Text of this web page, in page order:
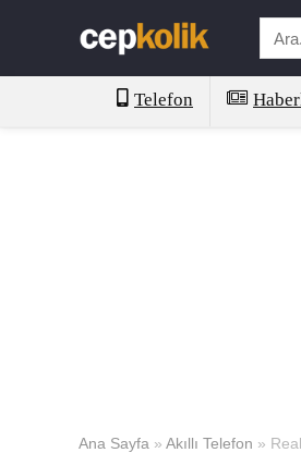
Telefon
Ana Sayfa » Akıllı Telefon »